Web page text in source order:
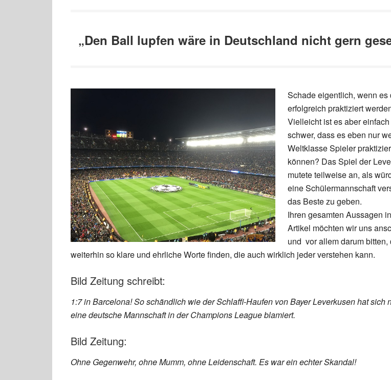
„Den Ball lupfen wäre in Deutschland nicht gern
Schade eigentlich, wenn es
erfolgreich praktiziert
Vielleicht ist es aber
schwer, dass es eben nur
Weltklasse Spieler
können? Das Spiel der
mutete teilweise an, als
eine Schülermannschaft
das Beste zu geben.
Ihren gesamten Aussagen
Artikel möchten wir uns
und vor allem darum bitten,
weiterhin so klare und ehrliche Worte finden, die auch wirklich jeder verstehen kann.
Bild Zeitung schreibt:
1:7 in Barcelona! So schändlich wie der Schlaffi-Haufen von Bayer Leverkusen hat sich
eine deutsche Mannschaft in der Champions League blamiert.
Bild Zeitung:
Ohne Gegenwehr, ohne Mumm, ohne Leidenschaft. Es war ein echter Skandal!